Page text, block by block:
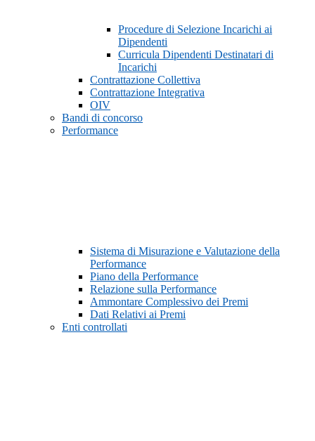
Procedure di Selezione Incarichi ai
Dipendenti
Curricula Dipendenti Destinatari di
Incarichi
Contrattazione Collettiva
Contrattazione Integrativa
OIV
Bandi di concorso
Performance
Sistema di Misurazione e Valutazione della
Performance
Piano della Performance
Relazione sulla Performance
Ammontare Complessivo dei Premi
Dati Relativi ai Premi
Enti controllati